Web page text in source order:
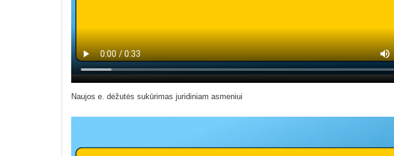
Naujos e. dėžutės sukūrimas juridiniam asmeniui